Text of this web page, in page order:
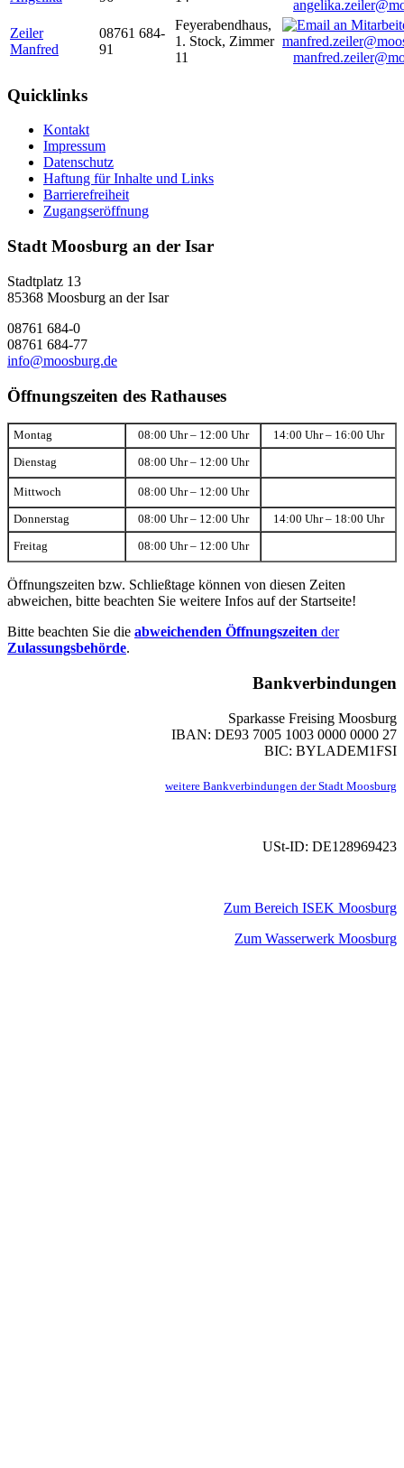
Zeiler
Manfred
08761 684-
91
Feyerabendhaus,
1. Stock, Zimmer
11
Quicklinks
Kontakt
Impressum
Datenschutz
Haftung für Inhalte und Links
Barrierefreiheit
Zugangseröffnung
Stadt Moosburg an der Isar
Stadtplatz 13
85368 Moosburg an der Isar
08761 684-0
08761 684-77
info@moosburg.de
Öffnungszeiten des Rathauses
Montag 08:00 Uhr – 12:00 Uhr 14:00 Uhr – 16:00 Uhr
Dienstag 08:00 Uhr – 12:00 Uhr
Mittwoch 08:00 Uhr – 12:00 Uhr
Donnerstag 08:00 Uhr – 12:00 Uhr 14:00 Uhr – 18:00 Uhr
Freitag 08:00 Uhr – 12:00 Uhr
Öffnungszeiten bzw. Schließtage können von diesen Zeiten
abweichen, bitte beachten Sie weitere Infos auf der Startseite!
Bitte beachten Sie die abweichenden Öffnungszeiten der
Zulassungsbehörde.
Bankverbindungen
Sparkasse Freising Moosburg
IBAN: DE93 7005 1003 0000 0000 27
BIC: BYLADEM1FSI
weitere Bankverbindungen der Stadt Moosburg
USt-ID: DE128969423
Zum Bereich ISEK Moosburg
Zum Wasserwerk Moosburg